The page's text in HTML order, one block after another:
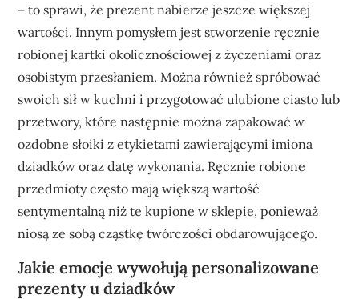
– to sprawi, że prezent nabierze jeszcze większej
wartości. Innym pomysłem jest stworzenie ręcznie
robionej kartki okolicznościowej z życzeniami oraz
osobistym przesłaniem. Można również spróbować
swoich sił w kuchni i przygotować ulubione ciasto lub
przetwory, które następnie można zapakować w
ozdobne słoiki z etykietami zawierającymi imiona
dziadków oraz datę wykonania. Ręcznie robione
przedmioty często mają większą wartość
sentymentalną niż te kupione w sklepie, ponieważ
niosą ze sobą cząstkę twórczości obdarowującego.
Jakie emocje wywołują personalizowane
prezenty u dziadków